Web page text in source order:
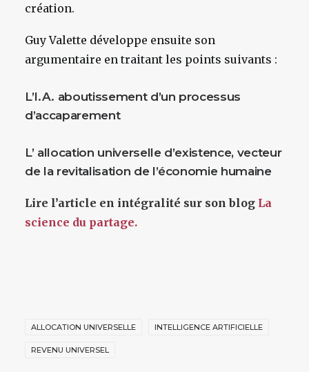
création.
Guy Valette développe ensuite son
argumentaire en traitant les points suivants :
L’I.A. aboutissement d’un processus
d’accaparement
L’ allocation universelle d’existence, vecteur
de la revitalisation de l’économie humaine
Lire l’article en intégralité sur son blog La
science du partage.
ALLOCATION UNIVERSELLE INTELLIGENCE ARTIFICIELLE
REVENU UNIVERSEL